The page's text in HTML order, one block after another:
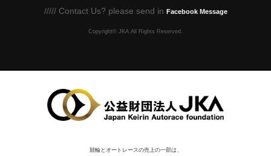
///// Contact Us? please send in Facebook Message
Copyright© JKA.All Rights Reserved.
競輪とオートレースの売上の一部は、